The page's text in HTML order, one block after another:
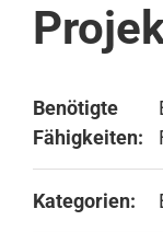
Benötigte
Fähigkeiten:
Kategorien: